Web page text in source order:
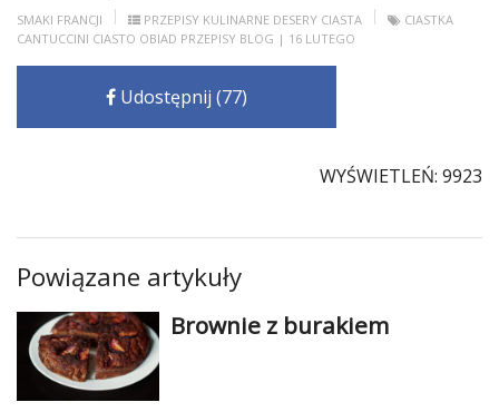
SMAKI FRANCJI PRZEPISY KULINARNE DESERY CIASTA
CIASTKA
CANTUCCINI CIASTO OBIAD PRZEPISY BLOG | 16 LUTEGO
Udostępnij (77)
WYŚWIETLEŃ: 9923
Powiązane artykuły
Brownie z burakiem